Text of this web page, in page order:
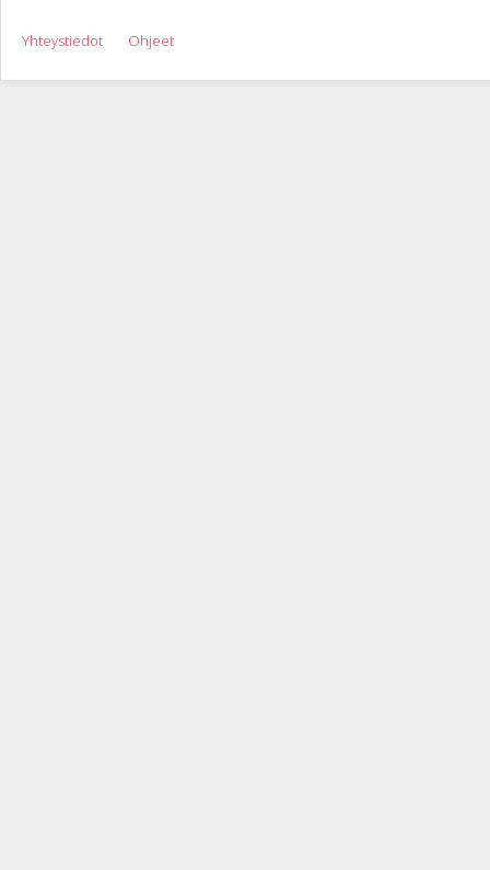
Yhteystiedot Ohjeet